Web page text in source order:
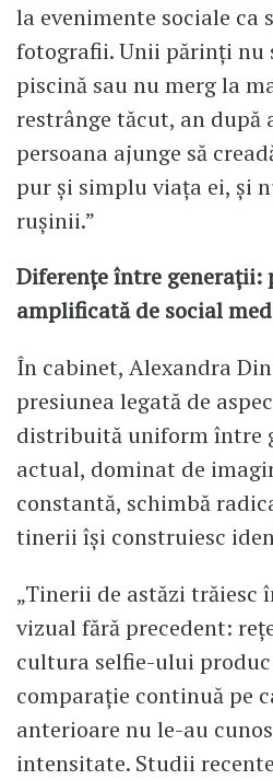
la evenimente sociale ca
fotografii. Unii părinți nu
piscină sau nu merg la
restrânge tăcut, an după
persoana ajunge să
pur și simplu viața ei, și
rușinii.”
Diferențe între generații:
amplificată de social
În cabinet, Alexandra
presiunea legată de
distribuită uniform între
actual, dominat de
constantă, schimbă
tinerii își construiesc
„Tinerii de astăzi trăiesc
vizual fără precedent:
cultura selfie-ului produc
comparație continuă pe
anterioare nu le-au
intensitate. Studii